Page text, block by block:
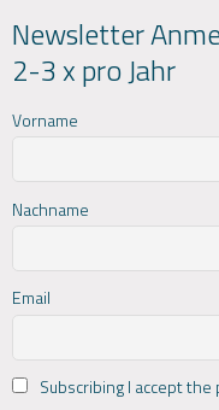
Newsletter
2-3 x pro Jahr
Vorname
Nachname
Email
Subscribing I accept